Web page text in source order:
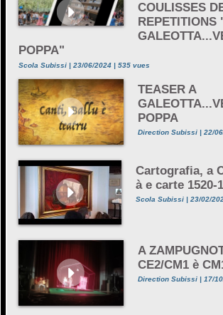
COULISSES
REPETITIONS
POPPA"
Scola Subissi | 23/06/2024 | 535 vues
TEASER A
POPPA
Direction Subissi | 22/
Cartografia, a
à e carte 1520-
Scola Subissi | 23/02/
A
CE2/CM1 è
Direction Subissi | 17/